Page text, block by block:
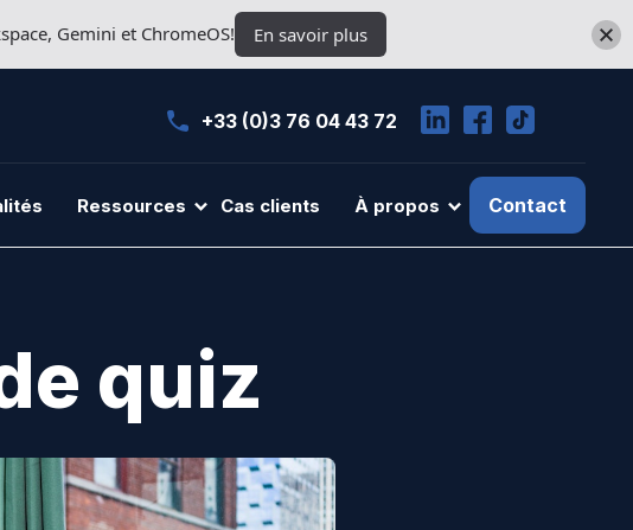
+33 (0)3 76 04 43 72
Ressources Cas clients À propos Contact
quiz
Gemini et ChromeOS! En savoir plus